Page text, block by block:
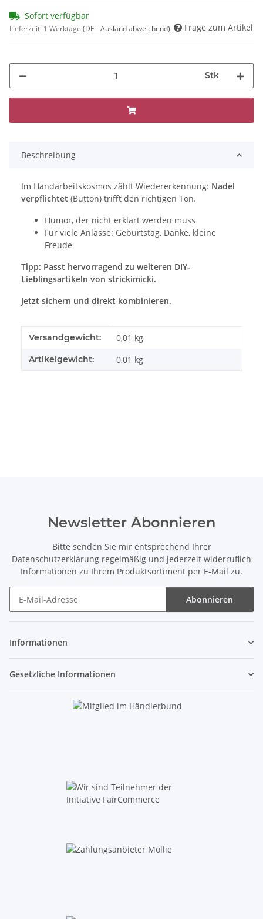
Sofort verfügbar
Lieferzeit: 1 Werktage (DE - Ausland abweichend) Frage zum Artikel
Stk
Beschreibung
Im Handarbeitskosmos zählt Wiedererkennung: Nadel
verpflichtet (Button) trifft den richtigen Ton.
Humor, der nicht erklärt werden muss
Für viele Anlässe: Geburtstag, Danke, kleine
Freude
Tipp: Passt hervorragend zu weiteren DIY-
Lieblingsartikeln von strickimicki.
Jetzt sichern und direkt kombinieren.
Produkteigenschaft
Wert
Versandgewicht: 0,01 kg
Artikelgewicht: 0,01 kg
Newsletter Abonnieren
Bitte senden Sie mir entsprechend Ihrer
Datenschutzerklärung regelmäßig und jederzeit widerruflich
Informationen zu Ihrem Produktsortiment per E-Mail zu.
Abonnieren
Informationen
Gesetzliche Informationen